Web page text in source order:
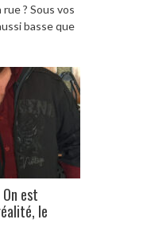
? Sous vos
basse que
est
le